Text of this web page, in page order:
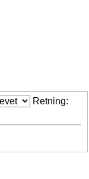
Retning: